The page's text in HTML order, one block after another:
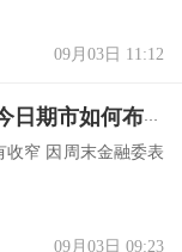
09月03日 11:12
小美金融：产业早报 | 铁矿强势逆袭，今日期市如何布局
收窄 因周末金融委表
09月03日 09:23